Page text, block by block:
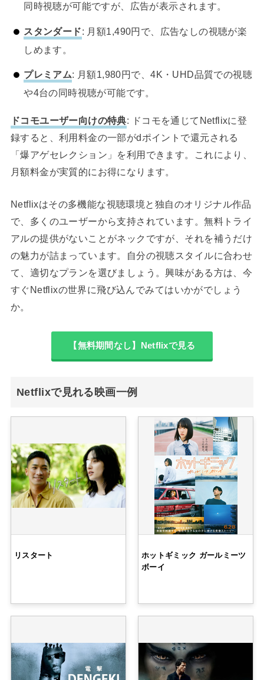
同時視聴が可能ですが、広告が表示されます。
スタンダード: 月額1,490円で、広告なしの視聴が楽
しめます。
プレミアム: 月額1,980円で、4K・UHD品質での視聴
や4台の同時視聴が可能です。
ドコモユーザー向けの特典: ドコモを通じてNetflixに登
録すると、利用料金の一部がdポイントで還元される
「爆アゲセレクション」を利用できます。これにより、
月額料金が実質的にお得になります。
Netflixはその多機能な視聴環境と独自のオリジナル作品
で、多くのユーザーから支持されています。無料トライ
アルの提供がないことがネックですが、それを補うだけ
の魅力が詰まっています。自分の視聴スタイルに合わせ
て、適切なプランを選びましょう。興味がある方は、今
すぐNetflixの世界に飛び込んでみてはいかがでしょう
か。
【無料期間なし】Netflixで見る
Netflixで見れる映画一例
リスタート
ホットギミック ガールミーツ
ボーイ